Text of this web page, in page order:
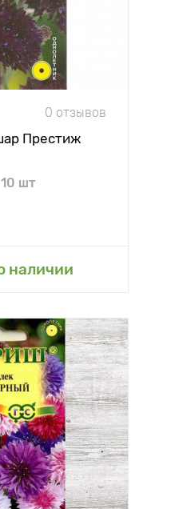
0 отзывов
Престиж
10 шт
наличии